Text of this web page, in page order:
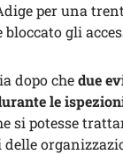
per una
gli
dopo chedue
le
si potesse